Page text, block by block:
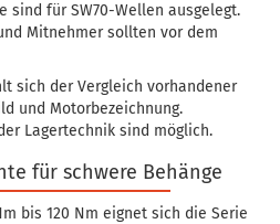
sind für SW70-Wellen ausgelegt.
Mitnehmer sollten vor dem
sich der Vergleich vorhandener
und Motorbezeichnung.
Lagertechnik sind möglich.
für schwere Behänge
bis 120 Nm eignet sich die Serie